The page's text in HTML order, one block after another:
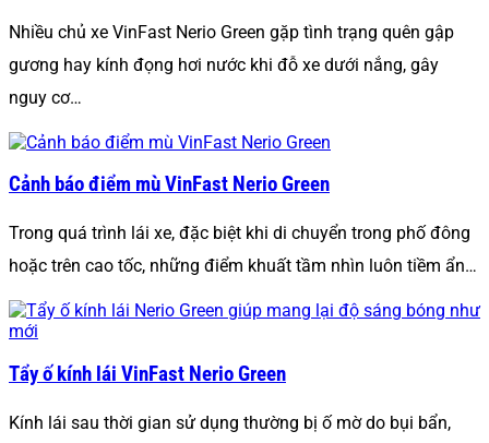
Nhiều chủ xe VinFast Nerio Green gặp tình trạng quên gập
gương hay kính đọng hơi nước khi đỗ xe dưới nắng, gây
nguy cơ…
Cảnh báo điểm mù VinFast Nerio Green
Trong quá trình lái xe, đặc biệt khi di chuyển trong phố đông
hoặc trên cao tốc, những điểm khuất tầm nhìn luôn tiềm ẩn…
Tẩy ố kính lái VinFast Nerio Green
Kính lái sau thời gian sử dụng thường bị ố mờ do bụi bẩn,